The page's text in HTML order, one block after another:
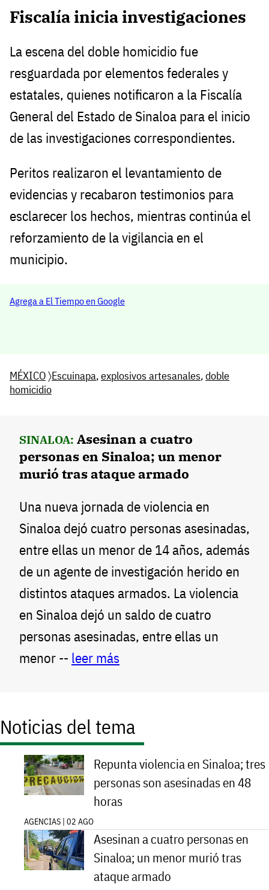
Fiscalía inicia investigaciones
La escena del doble homicidio fue
resguardada por elementos federales y
estatales, quienes notificaron a la Fiscalía
General del Estado de Sinaloa para el inicio
de las investigaciones correspondientes.
Peritos realizaron el levantamiento de
evidencias y recabaron testimonios para
esclarecer los hechos, mientras continúa el
reforzamiento de la vigilancia en el
municipio.
Agrega a El Tiempo en Google
MÉXICO〉Escuinapa,explosivos artesanales,doble
homicidio
SINALOA: Asesinan a cuatro
personas en Sinaloa; un menor
murió tras ataque armado
Una nueva jornada de violencia en
Sinaloa dejó cuatro personas asesinadas,
entre ellas un menor de 14 años, además
de un agente de investigación herido en
distintos ataques armados. La violencia
en Sinaloa dejó un saldo de cuatro
personas asesinadas, entre ellas un
menor -- leer más
Noticias del tema
Repunta violencia en Sinaloa; tres
personas son asesinadas en 48
horas
AGENCIAS | 02 AGO
Asesinan a cuatro personas en
Sinaloa; un menor murió tras
ataque armado